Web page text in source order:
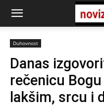
Duhovnost
Danas
rečenicu
lakšim, srcu i